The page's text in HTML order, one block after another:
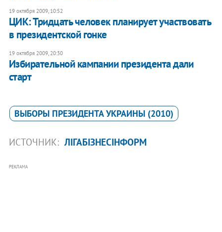
19 октября 2009, 10:52
ЦИК: Тридцать человек планирует участвовать
в президентской гонке
19 октября 2009, 20:30
Избирательной кампании президента дали
старт
ВЫБОРЫ ПРЕЗИДЕНТА УКРАИНЫ (2010)
ИСТОЧНИК: ЛІГАБІЗНЕСІНФОРМ
РЕКЛАМА